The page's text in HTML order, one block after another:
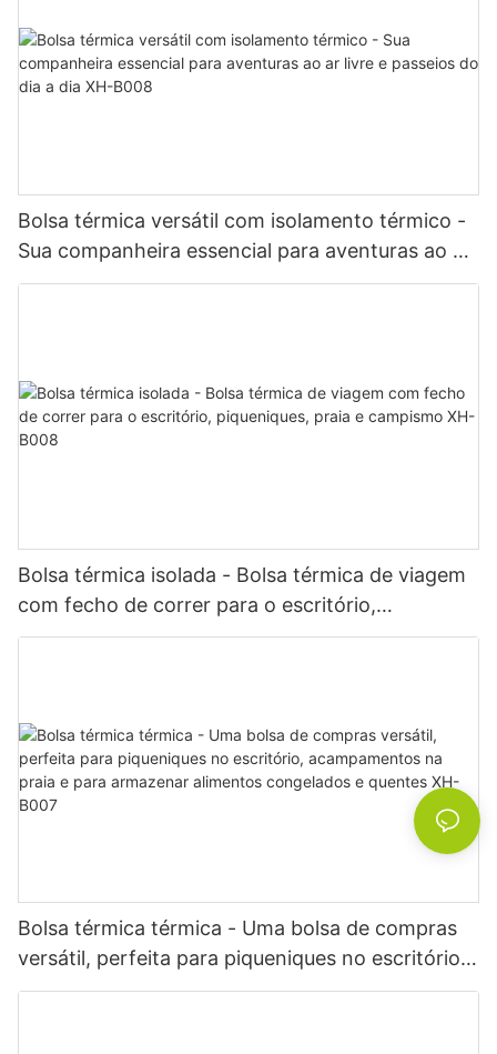
Bolsa térmica versátil com isolamento térmico -
Sua companheira essencial para aventuras ao ar
livre e passeios do dia a dia XH-B008
Bolsa térmica isolada - Bolsa térmica de viagem
com fecho de correr para o escritório,
piqueniques, praia e campismo XH-B008
Bolsa térmica térmica - Uma bolsa de compras
versátil, perfeita para piqueniques no escritório,
acampamentos na praia e para armazenar